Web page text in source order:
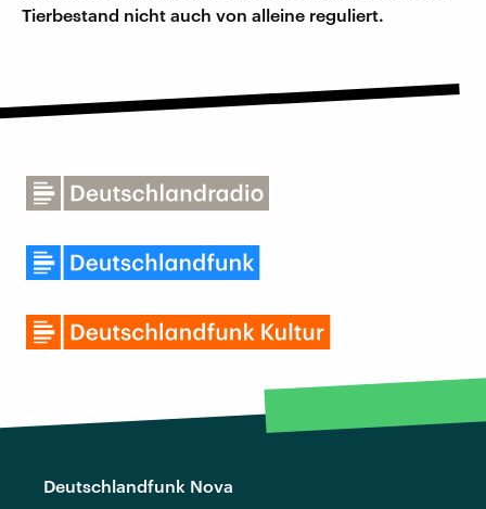
Tierbestand nicht auch von alleine reguliert.
Deutschlandfunk Nova